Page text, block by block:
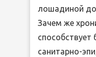
лошадиной
Зачем же
способствует
санитарно-